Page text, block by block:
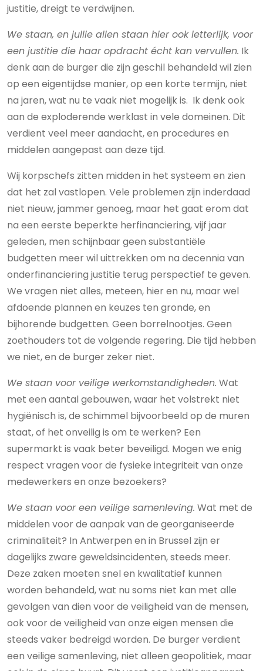
justitie, dreigt te verdwijnen.
We staan, en jullie allen staan hier ook letterlijk, voor
een justitie die haar opdracht écht kan vervullen. Ik
denk aan de burger die zijn geschil behandeld wil zien
op een eigentijdse manier, op een korte termijn, niet
na jaren, wat nu te vaak niet mogelijk is. Ik denk ook
aan de exploderende werklast in vele domeinen. Dit
verdient veel meer aandacht, en procedures en
middelen aangepast aan deze tijd.
Wij korpschefs zitten midden in het systeem en zien
dat het zal vastlopen. Vele problemen zijn inderdaad
niet nieuw, jammer genoeg, maar het gaat erom dat
na een eerste beperkte herfinanciering, vijf jaar
geleden, men schijnbaar geen substantiële
budgetten meer wil uittrekken om na decennia van
onderfinanciering justitie terug perspectief te geven.
We vragen niet alles, meteen, hier en nu, maar wel
afdoende plannen en keuzes ten gronde, en
bijhorende budgetten. Geen borrelnootjes. Geen
zoethouders tot de volgende regering. Die tijd hebben
we niet, en de burger zeker niet.
We staan voor veilige werkomstandigheden. Wat
met een aantal gebouwen, waar het volstrekt niet
hygiënisch is, de schimmel bijvoorbeeld op de muren
staat, of het onveilig is om te werken? Een
supermarkt is vaak beter beveiligd. Mogen we enig
respect vragen voor de fysieke integriteit van onze
medewerkers en onze bezoekers?
We staan voor een veilige samenleving. Wat met de
middelen voor de aanpak van de georganiseerde
criminaliteit? In Antwerpen en in Brussel zijn er
dagelijks zware geweldsincidenten, steeds meer.
Deze zaken moeten snel en kwalitatief kunnen
worden behandeld, wat nu soms niet kan met alle
gevolgen van dien voor de veiligheid van de mensen,
ook voor de veiligheid van onze eigen mensen die
steeds vaker bedreigd worden. De burger verdient
een veilige samenleving, niet alleen geopolitiek, maar